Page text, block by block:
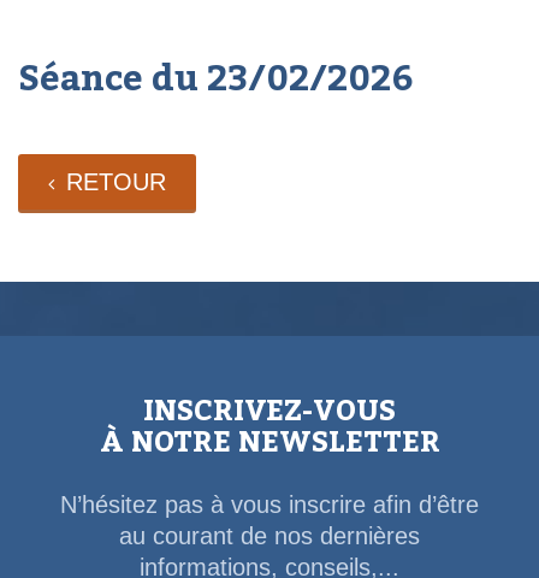
Séance du 23/02/2026
RETOUR
INSCRIVEZ-VOUS
À NOTRE NEWSLETTER
N’hésitez pas à vous inscrire afin d’être
au courant de nos dernières
informations, conseils,...